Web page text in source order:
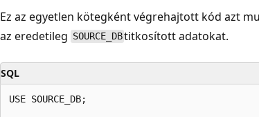
Ez az egyetlen kötegként végrehajtott kód azt
az eredetileg SOURCE_DBtitkosított adatokat.
SQL
USE SOURCE_DB;